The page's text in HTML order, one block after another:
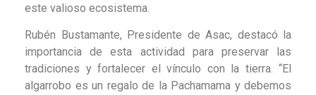
este valioso ecosistema.
Rubén Bustamante, Presidente de Asac, destacó la
importancia de esta actividad para preservar las
tradiciones y fortalecer el vínculo con la tierra. “El
algarrobo es un regalo de la Pachamama y debemos